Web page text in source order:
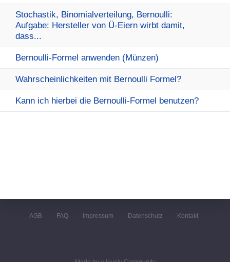
Stochastik, Binomialverteilung, Bernoulli:
Aufgabe: Hersteller von Ü-Eiern wirbt damit,
dass...
Bernoulli-Formel anwenden (Münzen)
Wahrscheinlichkeiten mit Bernoulli Formel?
Kann ich hierbei die Bernoulli-Formel benutzen?
AGB FAQ Impressum Datenschutz Kontakt